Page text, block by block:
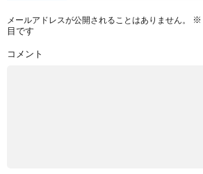
メールアドレスが公開されることはありません。 ※
目です
コメント